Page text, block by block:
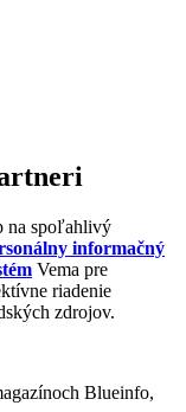
na spoľahlivý
informačný
Vema pre
riadenie
zdrojov.
Blueinfo,